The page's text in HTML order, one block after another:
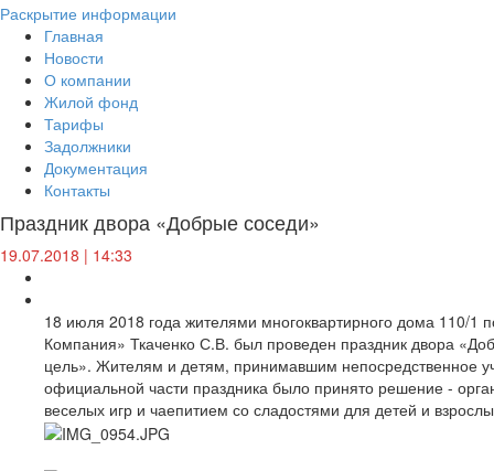
Раскрытие информации
Главная
Новости
О компании
Жилой фонд
Тарифы
Задолжники
Документация
Контакты
Праздник двора «Добрые соседи»
19.07.2018 | 14:33
18 июля 2018 года жителями многоквартирного дома
Компания» Ткаченко С.В. был проведен праздник двора
цель». Жителям и детям, принимавшим непосредственное
официальной части праздника было принято решение -
веселых игр и чаепитием со сладостями для детей и